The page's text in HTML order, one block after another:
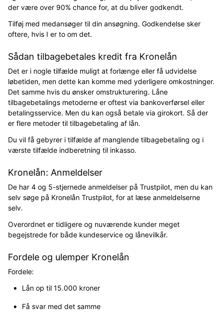
der være over 90% chance for, at du bliver godkendt.
Tilføj med medansøger til din ansøgning. Godkendelse sker
oftere, hvis I er to om det.
Sådan tilbagebetales kredit fra Kronelån
Det er i nogle tilfælde muligt at forlænge eller få udvidelse
løbetiden, men dette kan komme med yderligere omkostninger.
Det samme hvis du ønsker omstrukturering. Låne
tilbagebetalings metoderne er oftest via bankoverførsel eller
betalingsservice. Men du kan også betale via girokort. Så der
er flere metoder til tilbagebetaling af lån.
Du vil få gebyrer i tilfælde af manglende tilbagebetaling og i
værste tilfælde indberetning til inkasso.
Kronelån: Anmeldelser
De har 4 og 5-stjernede anmeldelser på Trustpilot, men du kan
selv søge på Kronelån Trustpilot, for at læse anmeldelserne
selv.
Overordnet er tidligere og nuværende kunder meget
begejstrede for både kundeservice og lånevilkår.
Fordele og ulemper Kronelån
Fordele:
Lån op til 15.000 kroner
Få svar med det samme